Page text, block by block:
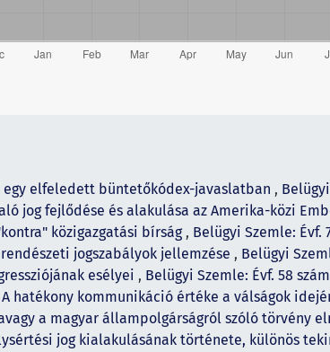
egy elfeledett büntetőkódex-javaslatban ,
jog fejlődése és alakulása az Amerika-közi
közigazgatási bírság , Belügyi Szemle: Évf.
jogszabályok jellemzése , Belügyi
esélyei , Belügyi Szemle: Évf. 58
A hatékony kommunikáció értéke a válságok
a magyar állampolgárságról szóló törvény
jog kialakulásának története, különös